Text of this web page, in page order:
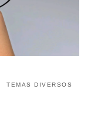
TEMAS DIVERSOS